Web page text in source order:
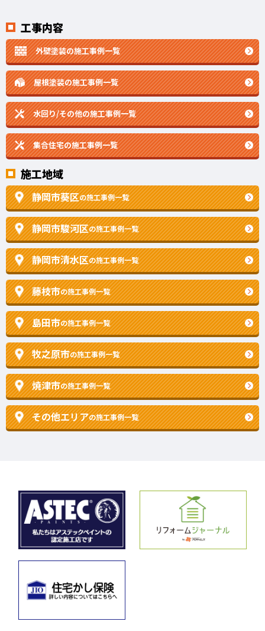
工事内容
外壁塗装の施工事例一覧
屋根塗装の施工事例一覧
水回り/その他の施工事例一覧
集合住宅の施工事例一覧
施工地域
静岡市葵区の施工事例一覧
静岡市駿河区の施工事例一覧
静岡市清水区の施工事例一覧
藤枝市の施工事例一覧
島田市の施工事例一覧
牧之原市の施工事例一覧
焼津市の施工事例一覧
その他エリアの施工事例一覧